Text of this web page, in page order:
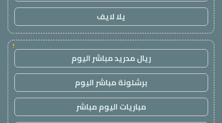
يلا لايف
!
ريال مدريد مباشر اليوم
برشلونة مباشر اليوم
مباريات اليوم مباشر